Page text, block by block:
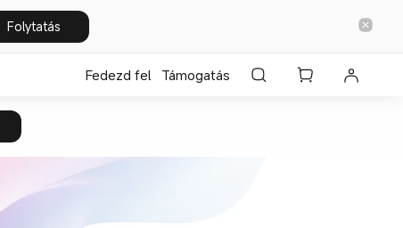
Folytatás
Fedezd fel Támogatás